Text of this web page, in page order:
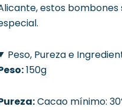
estos
Peso, Pureza e
150g
Cacao mínimo: